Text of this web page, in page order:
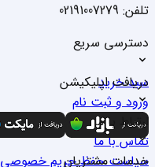
تلفن: 02191007279
دسترسی سریع
سبد خرید
ورود و ثبت نام
درباره ما
تماس با ما
دریافت اپلیکیشن
ارتباط با ما
سیاست حفظ حریم خصوصی
خدمات مشتریان